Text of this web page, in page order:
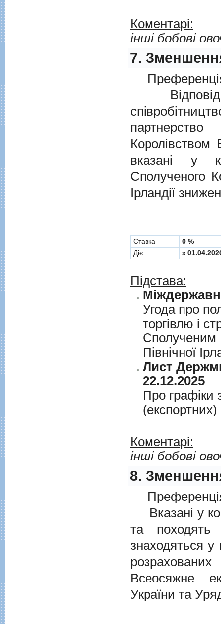
Коментарі:
інші бобові
7.
Королівством
вказані у
Сполученого
Ірландії
Cтавка
0 %
Діє
з
Підстава:
Угода про
торгiвлю i
Сполученим
Пiвнiчної
Лист
22.12.2025
Про графiки
Коментарі:
інші бобові
8.
Вказані у
та походять
знаходяться у
Всеосяжне
України та